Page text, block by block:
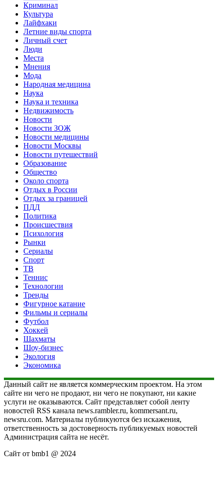
Криминал
Культура
Лайфхаки
Летние виды спорта
Личный счет
Люди
Места
Мнения
Мода
Народная медицина
Наука
Наука и техника
Недвижимость
Новости
Новости ЗОЖ
Новости медицины
Новости Москвы
Новости путешествий
Образование
Общество
Около спорта
Отдых в России
Отдых за границей
ПДД
Политика
Происшествия
Психология
Рынки
Сериалы
Спорт
ТВ
Теннис
Технологии
Тренды
Фигурное катание
Фильмы и сериалы
Футбол
Хоккей
Шахматы
Шоу-бизнес
Экология
Экономика
Данный сайт не является коммерческим проектом. На этом
сайте ни чего не продают, ни чего не покупают, ни какие
услуги не оказываются. Сайт представляет собой ленту
новостей RSS канала news.rambler.ru, kommersant.ru,
newsru.com. Материалы публикуются без искажения,
ответственность за достоверность публикуемых новостей
Администрация сайта не несёт.
Сайт от bmb1 @ 2024